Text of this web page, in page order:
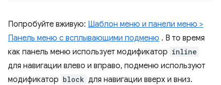
Попробуйте вживую: Шаблон меню и панели меню >
Панель меню с всплывающими подменю . В то время
как панель меню использует модификатор inline
для навигации влево и вправо, подменю используют
модификатор block для навигации вверх и вниз.